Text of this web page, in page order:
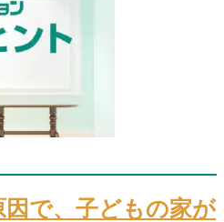
で、子どもの家が